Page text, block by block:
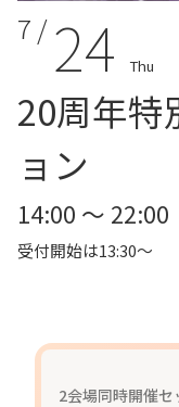
7 / 24 Thu
20周年特
ョン
14:00 ～ 22:00
受付開始は13:30～
2会場同時開催セ